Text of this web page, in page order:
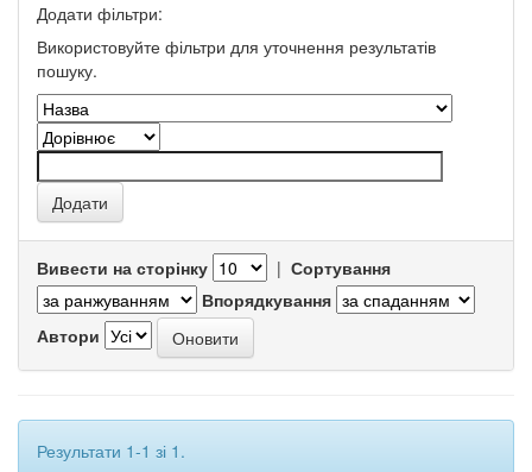
Додати фільтри:
Використовуйте фільтри для уточнення результатів
пошуку.
Вивести на сторінку | Сортування
Впорядкування
Автори
Результати 1-1 зі 1.